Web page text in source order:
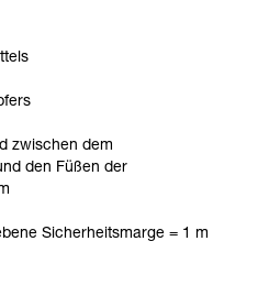
zwischen dem
den Füßen der
Sicherheitsmarge = 1 m